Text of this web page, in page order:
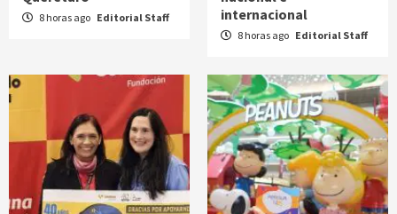
8 horas ago Editorial Staff
internacional
8 horas ago Editorial Staff